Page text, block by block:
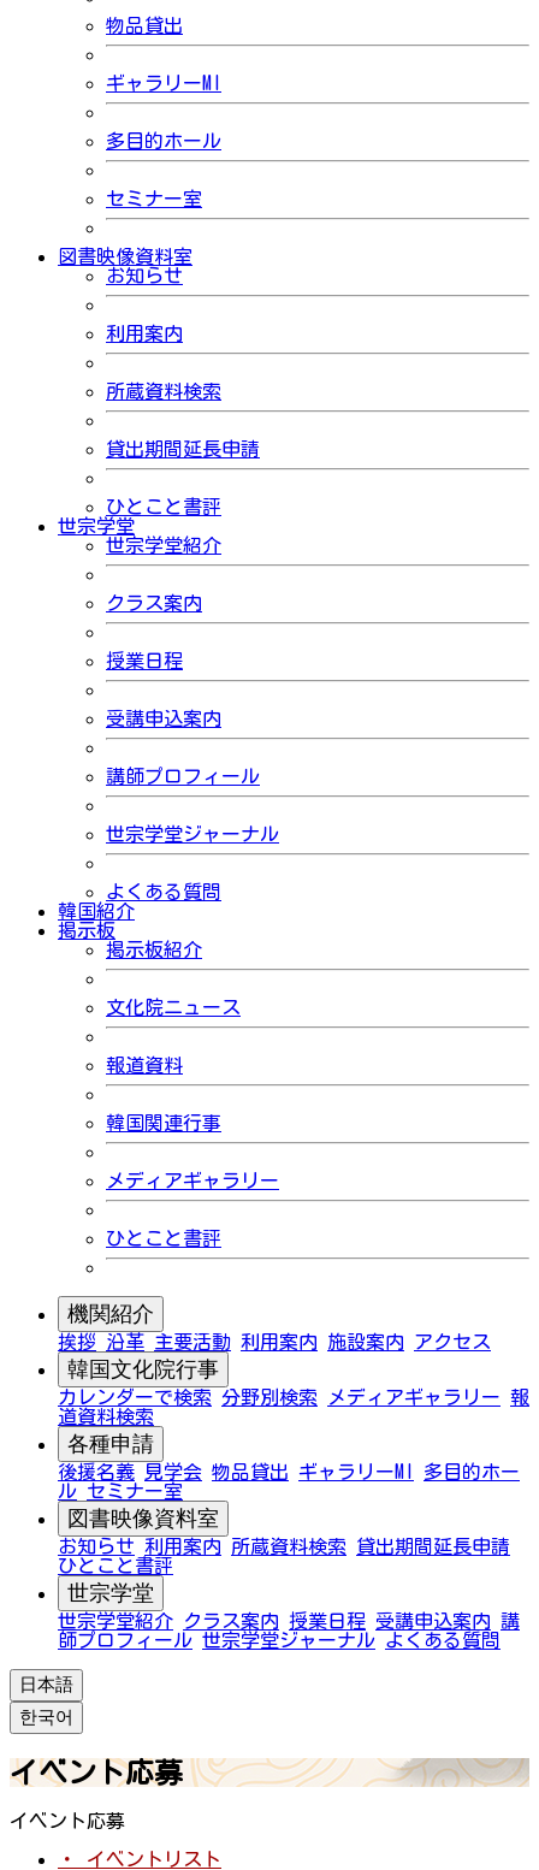
物品貸出
ギャラリーMI
多目的ホール
セミナー室
図書映像資料室
お知らせ
利用案内
所蔵資料検索
貸出期間延長申請
ひとこと書評
世宗学堂
世宗学堂紹介
クラス案内
授業日程
受講申込案内
講師プロフィール
世宗学堂ジャーナル
よくある質問
韓国紹介
掲示板
掲示板紹介
文化院ニュース
報道資料
韓国関連行事
メディアギャラリー
ひとこと書評
機関紹介
挨拶 沿革 主要活動 利用案内 施設案内 アクセス
韓国文化院行事
カレンダーで検索 分野別検索 メディアギャラリー 報
道資料検索
各種申請
後援名義 見学会 物品貸出 ギャラリーMI
多目的ホー
ル セミナー室
図書映像資料室
お知らせ 利用案内 所蔵資料検索
貸出期間延長申請
ひとこと書評
世宗学堂
世宗学堂紹介 クラス案内 授業日程 受講申込案内 講
師プロフィール 世宗学堂ジャーナル よくある質問
日本語
한국어
イベント応募
イベント応募
・ イベントリスト